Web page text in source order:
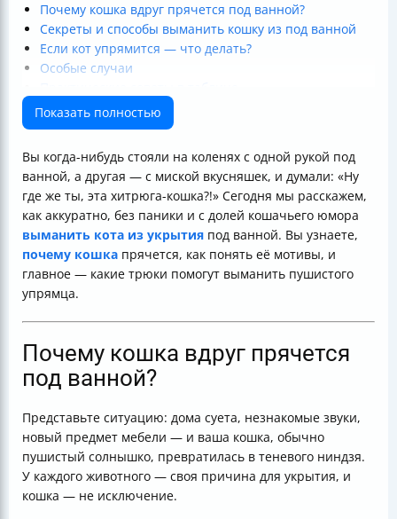
Почему кошка вдруг прячется под ванной?
Секреты и способы выманить кошку из под ванной
Если кот упрямится — что делать?
Особые случаи
Выводы
Полезные ссылки
Показать полностью
Вы когда-нибудь стояли на коленях с одной рукой под
ванной, а другая — с миской вкусняшек, и думали: «Ну
где же ты, эта хитрюга-кошка?!» Сегодня мы расскажем,
как аккуратно, без паники и с долей кошачьего юмора
выманить кота из укрытия под ванной. Вы узнаете,
почему кошка прячется, как понять её мотивы, и
главное — какие трюки помогут выманить пушистого
упрямца.
Почему кошка вдруг прячется
под ванной?
Представьте ситуацию: дома суета, незнакомые звуки,
новый предмет мебели — и ваша кошка, обычно
пушистый солнышко, превратилась в теневого ниндзя.
У каждого животного — своя причина для укрытия, и
кошка — не исключение.